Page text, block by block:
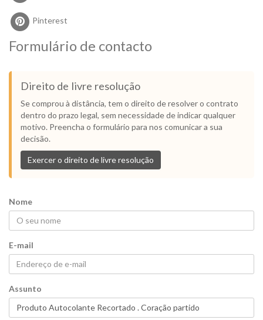
Pinterest
Formulário de contacto
Direito de livre resolução
Se comprou à distância, tem o direito de resolver o contrato
dentro do prazo legal, sem necessidade de indicar qualquer
motivo. Preencha o formulário para nos comunicar a sua
decisão.
Exercer o direito de livre resolução
Nome
E-mail
Assunto